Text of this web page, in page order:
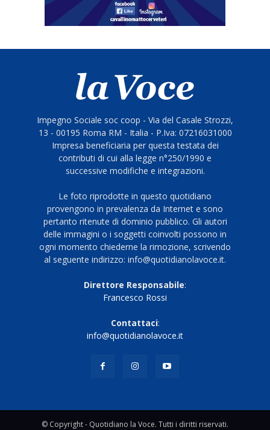
Impegno Sociale soc coop - Via del Casale Strozzi,
13 - 00195 Roma RM - Italia - P.Iva: 07216031000
Impresa beneficiaria per questa testata dei
contributi di cui alla legge n°250/1990 e
successive modifiche e integrazioni.
Le foto riprodotte in questo quotidiano
provengono in prevalenza da Internet e sono
pertanto ritenute di dominio pubblico. Gli autori
delle immagini o i soggetti coinvolti possono in
ogni momento chiederne la rimozione, scrivendo
al seguente indirizzo: info@quotidianolavoce.it.
Direttore Responsabile:
Francesco Rossi
Contattaci:
info@quotidianolavoce.it
© Copyright - Quotidiano la Voce. Tutti i diritti riservati.